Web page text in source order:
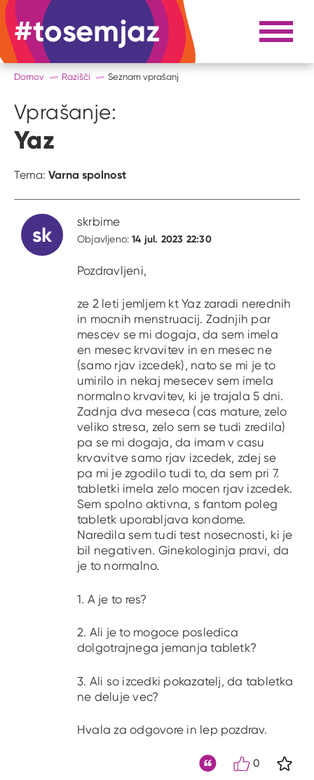
#tosemjaz #to sem jaz Razpri
Domov Razišči Seznam vprašanj
Vprašanje:
Yaz
Tema: Varna spolnost
sk
skrbime
Objavljeno:14 jul. 2023 22:30
Pozdravljeni,
ze 2 leti jemljem kt Yaz zaradi nerednih
in mocnih menstruacij. Zadnjih par
mescev se mi dogaja, da sem imela
en mesec krvavitev in en mesec ne
(samo rjav izcedek), nato se mi je to
umirilo in nekaj mesecev sem imela
normalno krvavitev, ki je trajala 5 dni.
Zadnja dva meseca (cas mature, zelo
veliko stresa, zelo sem se tudi zredila)
pa se mi dogaja, da imam v casu
krvavitve samo rjav izcedek, zdej se
pa mi je zgodilo tudi to, da sem pri 7.
tabletki imela zelo mocen rjav izcedek.
Sem spolno aktivna, s fantom poleg
tabletk uporabljava kondome.
Naredila sem tudi test nosecnosti, ki je
bil negativen. Ginekologinja pravi, da
je to normalno.
1. A je to res?
2. Ali je to mogoce posledica
dolgotrajnega jemanja tabletk?
3. Ali so izcedki pokazatelj, da tabletka
ne deluje vec?
Hvala za odgovore in lep pozdrav.
0